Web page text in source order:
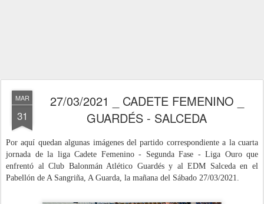
MAR
31
27/03/2021 _ CADETE FEMENINO _
GUARDÉS - SALCEDA
Por aquí quedan algunas imágenes del partido correspondiente a la cuarta
jornada de la liga Cadete Femenino - Segunda Fase - Liga Ouro que
enfrentó al Club Balonmán Atlético Guardés y al EDM Salceda en el
Pabellón de A Sangriña, A Guarda, la mañana del Sábado 27/03/2021.